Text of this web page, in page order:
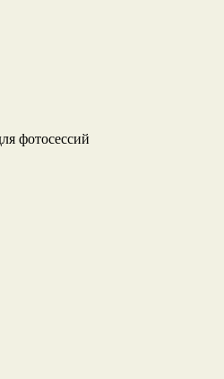
фотосессий